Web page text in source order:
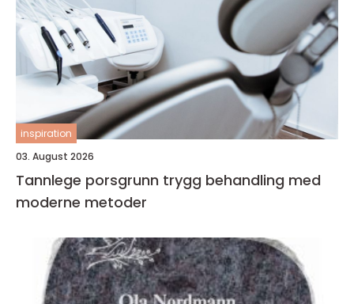
inspiration
03. August 2026
Tannlege porsgrunn trygg behandling med
moderne metoder